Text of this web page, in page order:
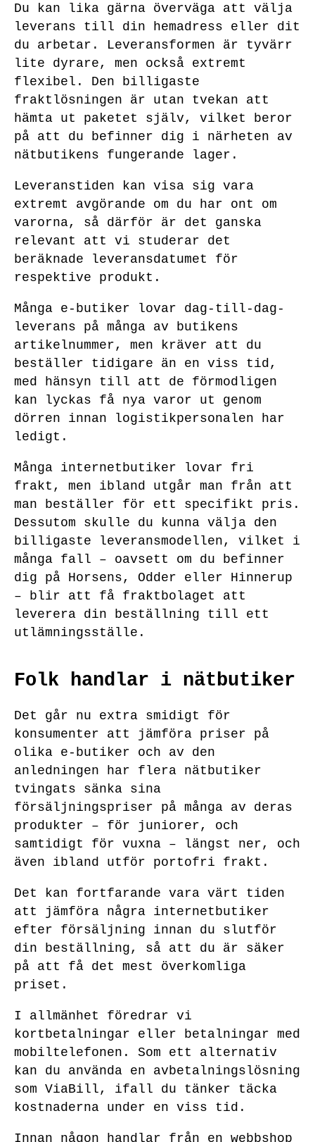
Du kan lika gärna överväga att välja
leverans till din hemadress eller dit
du arbetar. Leveransformen är tyvärr
lite dyrare, men också extremt
flexibel. Den billigaste
fraktlösningen är utan tvekan att
hämta ut paketet själv, vilket beror
på att du befinner dig i närheten av
nätbutikens fungerande lager.
Leveranstiden kan visa sig vara
extremt avgörande om du har ont om
varorna, så därför är det ganska
relevant att vi studerar det
beräknade leveransdatumet för
respektive produkt.
Många e-butiker lovar dag-till-dag-
leverans på många av butikens
artikelnummer, men kräver att du
beställer tidigare än en viss tid,
med hänsyn till att de förmodligen
kan lyckas få nya varor ut genom
dörren innan logistikpersonalen har
ledigt.
Många internetbutiker lovar fri
frakt, men ibland utgår man från att
man beställer för ett specifikt pris.
Dessutom skulle du kunna välja den
billigaste leveransmodellen, vilket i
många fall – oavsett om du befinner
dig på Horsens, Odder eller Hinnerup
– blir att få fraktbolaget att
leverera din beställning till ett
utlämningsställe.
Folk handlar i nätbutiker
Det går nu extra smidigt för
konsumenter att jämföra priser på
olika e-butiker och av den
anledningen har flera nätbutiker
tvingats sänka sina
försäljningspriser på många av deras
produkter – för juniorer, och
samtidigt för vuxna – längst ner, och
även ibland utför portofri frakt.
Det kan fortfarande vara värt tiden
att jämföra några internetbutiker
efter försäljning innan du slutför
din beställning, så att du är säker
på att få det mest överkomliga
priset.
I allmänhet föredrar vi
kortbetalningar eller betalningar med
mobiltelefonen. Som ett alternativ
kan du använda en avbetalningslösning
som ViaBill, ifall du tänker täcka
kostnaderna under en viss tid.
Innan någon handlar från en webbshop